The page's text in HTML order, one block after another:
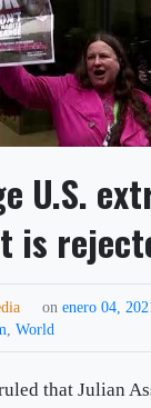
U.S.
is
on enero 04,
,World
that Julian